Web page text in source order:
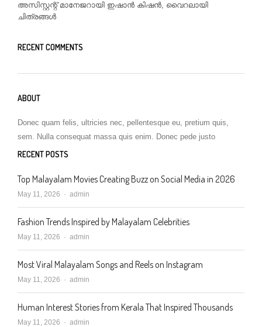
അസിസ്റ്റന്റ് മാനേജറായി ഇഷാൻ കിഷൻ, വൈറലായി
ചിത്രങ്ങൾ
RECENT COMMENTS
ABOUT
Donec quam felis, ultricies nec, pellentesque eu, pretium quis,
sem. Nulla consequat massa quis enim. Donec pede justo
RECENT POSTS
Top Malayalam Movies Creating Buzz on Social Media in 2026
May 11, 2026 Author
admin
Fashion Trends Inspired by Malayalam Celebrities
May 11, 2026 Author
admin
Most Viral Malayalam Songs and Reels on Instagram
May 11, 2026 Author
admin
Human Interest Stories from Kerala That Inspired Thousands
May 11, 2026 Author
admin